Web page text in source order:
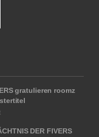
gratulieren roomz
DER FIVERS